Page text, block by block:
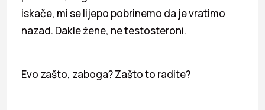
iskače, mi se lijepo pobrinemo da je vratimo
nazad. Dakle žene, ne testosteroni.
Evo zašto, zaboga? Zašto to radite?